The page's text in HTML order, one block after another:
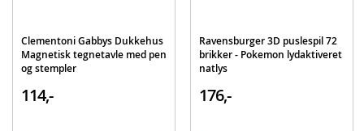
Clementoni Gabbys Dukkehus
Magnetisk tegnetavle med pen
og stempler
114,-
Ravensburger 3D puslespil 72
brikker - Pokemon lydaktiveret
natlys
176,-